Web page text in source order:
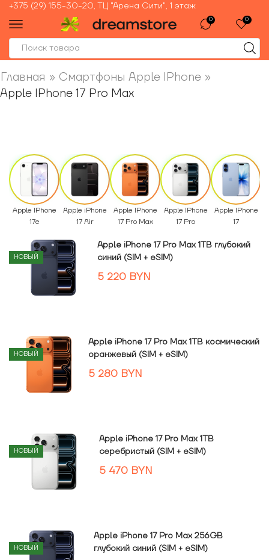
+375 (29) 155-30-20, ТЦ "Арена Сити", 1 этаж
0 0
Главная » Смартфоны Apple IPhone »
Apple IPhone 17 Pro Max
Apple IPhone
17e
Apple iPhone
17 Air
Apple IPhone
17 Pro Max
Apple IPhone
17 Pro
Apple IPhone
17
НОВЫЙ
Apple iPhone 17 Pro Max 1TB глубокий
синий (SIM + eSIM)
5 220 BYN
НОВЫЙ
Apple iPhone 17 Pro Max 1TB космический
оранжевый (SIM + eSIM)
5 280 BYN
НОВЫЙ
Apple iPhone 17 Pro Max 1TB
серебристый (SIM + eSIM)
5 470 BYN
НОВЫЙ
Apple iPhone 17 Pro Max 256GB
глубокий синий (SIM + eSIM)